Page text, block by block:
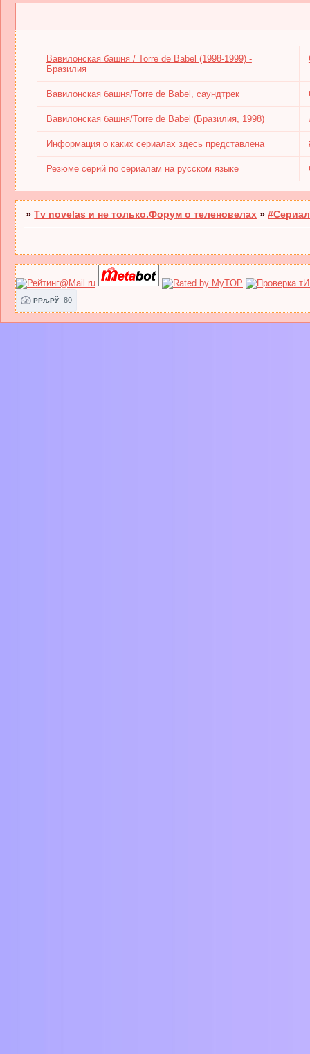
Вавилонская башня / Torre de Babel (1998-1999) -
Бразилия
Вавилонская башня/Torre de Babel, саундтрек
Вавилонская башня/Torre de Babel (Бразилия, 1998)
Информация о каких сериалах здесь представлена
Резюме серий по сериалам на русском языке
»Tv novelas и не только.Форум о теленовелах »
РРљРЎ 80